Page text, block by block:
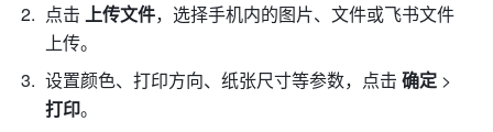
点击 上传文件，选择手机内的图片、文件或飞书文件
上传。
设置颜色、打印方向、纸张尺寸等参数，点击 确定
打印。